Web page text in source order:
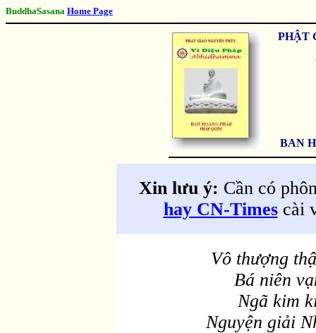
BuddhaSasana Home Page
PHẬT
BAN
Xin lưu ý: Cần có
hay CN-Timescài
Vô thượng
Bá niên
Ngã kim
Nguyện giải